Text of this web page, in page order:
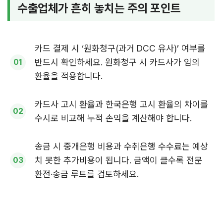
수출업체가 흔히 놓치는 주의 포인트
카드 결제 시 ‘원화청구(과거 DCC 유사)’ 여부를
반드시 확인하세요. 원화청구 시 카드사가 임의
환율을 적용합니다.
카드사 고시 환율과 한국은행 고시 환율의 차이를
수시로 비교해 누적 손익을 계산해야 합니다.
송금 시 중개은행 비용과 수취은행 수수료는 예상
치 못한 추가비용이 됩니다. 금액이 클수록 전문
환전·송금 루트를 검토하세요.